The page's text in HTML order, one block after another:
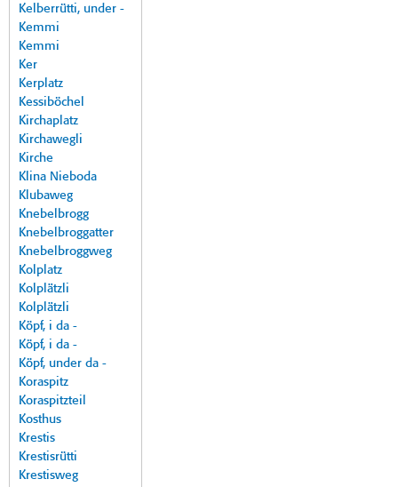
Kelberrütti, under -
Kemmi
Kemmi
Ker
Kerplatz
Kessiböchel
Kirchaplatz
Kirchawegli
Kirche
Klina Nieboda
Klubaweg
Knebelbrogg
Knebelbroggatter
Knebelbroggweg
Kolplatz
Kolplätzli
Kolplätzli
Köpf, i da -
Köpf, i da -
Köpf, under da -
Koraspitz
Koraspitzteil
Kosthus
Krestis
Krestisrütti
Krestisweg